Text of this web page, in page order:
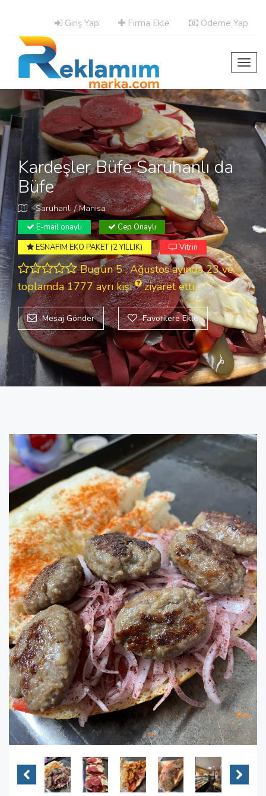
Giriş Yap Firma Ekle Ödeme Yap
Kardeşler Büfe Saruhanlı da
Büfe
Saruhanli / Manisa
E-mail onaylı
Cep Onaylı
ESNAFIM EKO PAKET (2 YILLIK)
Vitrin
Bugün 5 , Ağustos ayında 23 ve
toplamda 1777ayrı kişi ziyaret etti.
Mesaj Gönder Favorilere Ekle